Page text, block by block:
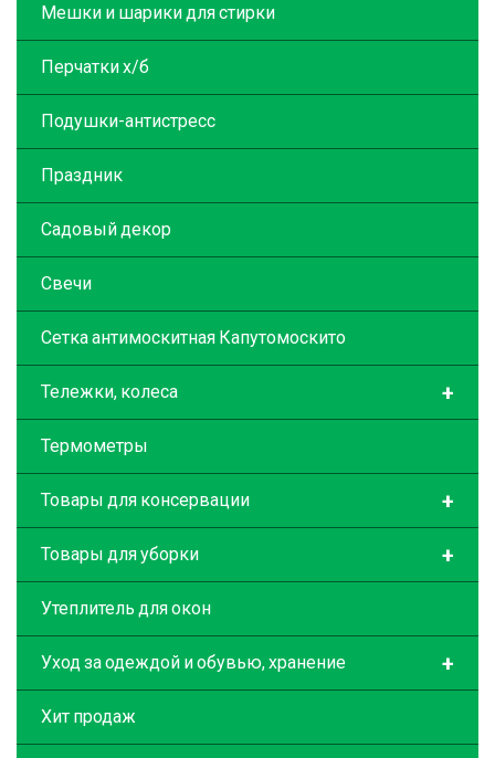
Мешки и шарики для стирки
Перчатки х/б
Подушки-антистресс
Праздник
Садовый декор
Свечи
Сетка антимоскитная Капутомоскито
+
Тележки, колеса
Термометры
+
Товары для консервации
+
Товары для уборки
Утеплитель для окон
+
Уход за одеждой и обувью, хранение
Хит продаж